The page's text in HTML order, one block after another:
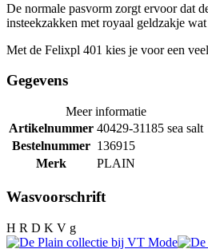
De normale pasvorm zorgt ervoor dat
insteekzakken met royaal geldzakje
Met de Felixpl 401 kies je voor een
Gegevens
Meer informatie
Artikelnummer 40429-31185 sea salt
Bestelnummer 136915
Merk
PLAIN
Wasvoorschrift
H R D K V g